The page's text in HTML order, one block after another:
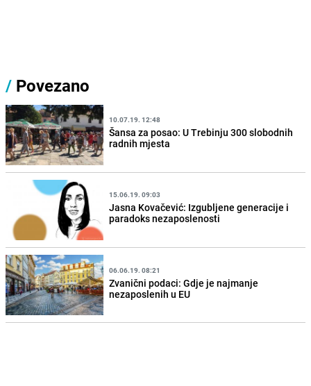
/ Povezano
10.07.19. 12:48
Šansa za posao: U Trebinju 300 slobodnih
radnih mjesta
15.06.19. 09:03
Jasna Kovačević: Izgubljene generacije i
paradoks nezaposlenosti
06.06.19. 08:21
Zvanični podaci: Gdje je najmanje
nezaposlenih u EU